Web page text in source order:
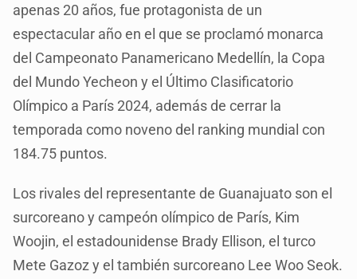
apenas 20 años, fue protagonista de un
espectacular año en el que se proclamó monarca
del Campeonato Panamericano Medellín, la Copa
del Mundo Yecheon y el Último Clasificatorio
Olímpico a París 2024, además de cerrar la
temporada como noveno del ranking mundial con
184.75 puntos.
Los rivales del representante de Guanajuato son el
surcoreano y campeón olímpico de París, Kim
Woojin, el estadounidense Brady Ellison, el turco
Mete Gazoz y el también surcoreano Lee Woo Seok.